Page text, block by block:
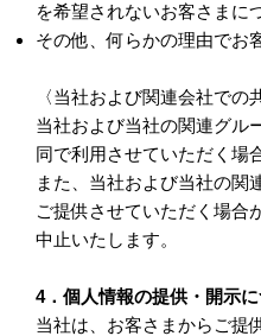
を希望されないお客さまに
その他、何らかの理由でお
〈当社および関連会社での
当社および当社の関連グル
同で利用させていただく場
また、当社および当社の関
ご提供させていただく場合
中止いたします。
4．個人情報の提供・開示
当社は、お客さまからご提